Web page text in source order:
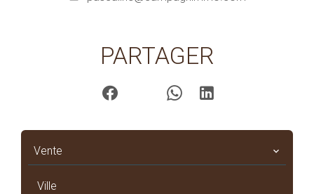
PARTAGER
Vente
Ville